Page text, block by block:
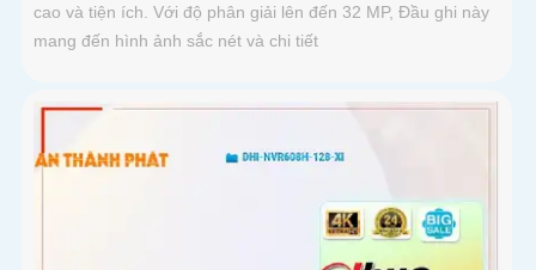
cao và tiện ích. Với độ phân giải lên đến 32 MP, Đầu ghi này
mang đến hình ảnh sắc nét và chi tiết